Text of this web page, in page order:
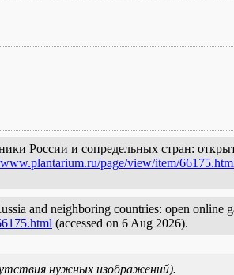
России и сопредельных стран:
page/view/item/
and neighboring countries: open online
(accessed on 6 Aug 2026).
нужных изображений).